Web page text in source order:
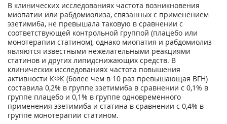
В клинических исследованиях частота возникновения
миопатии или рабдомиолиза, связанных с применением
эзетимиба, не превышала таковую в сравнении с
соответствующей контрольной группой (плацебо или
монотерапии статином), однако миопатия и рабдомиолиз
являются известными нежелательными реакциями
статинов и других липидснижающих средств. В
клинических исследованиях частота повышения
активности КФК (более чем в 10 раз превышающая ВГН)
составила 0,2% в группе эзетимиба в сравнении с 0,1% в
группе плацебо и 0,1% в группе одновременного
применения эзетимиба и статина в сравнении с 0,4% в
группе монотерапии статином.